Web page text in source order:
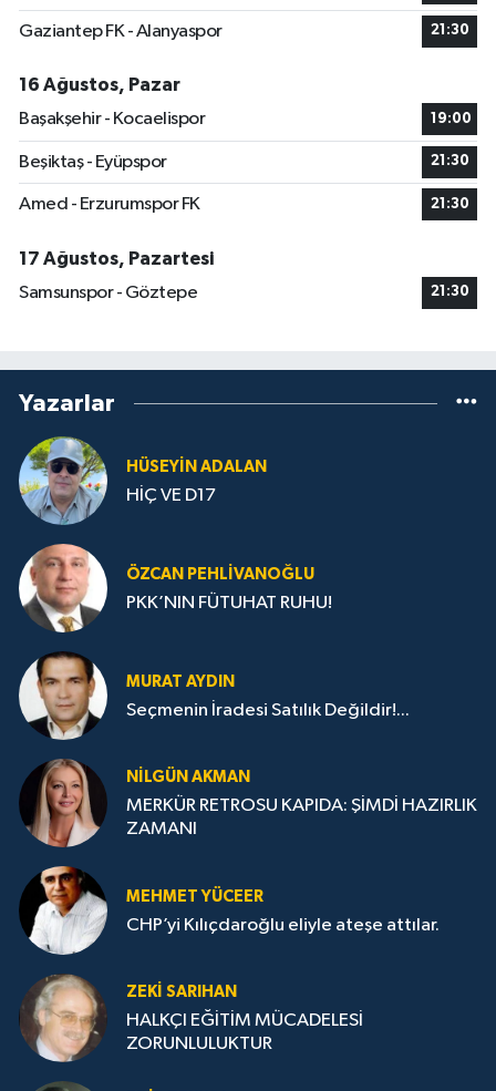
Gaziantep FK - Alanyaspor 21:30
16 Ağustos, Pazar
Başakşehir - Kocaelispor
19:00
Beşiktaş - Eyüpspor 21:30
Amed - Erzurumspor FK 21:30
17 Ağustos, Pazartesi
Samsunspor - Göztepe
21:30
Yazarlar
HÜSEYIN ADALAN
HİÇ VE D17
ÖZCAN PEHLIVANOĞLU
PKK’NIN FÜTUHAT RUHU!
MURAT AYDIN
Seçmenin İradesi Satılık Değildir!...
NILGÜN AKMAN
MERKÜR RETROSU KAPIDA: ŞİMDİ HAZIRLIK
ZAMANI
MEHMET YÜCEER
CHP’yi Kılıçdaroğlu eliyle ateşe attılar.
ZEKI SARIHAN
HALKÇI EĞİTİM MÜCADELESİ
ZORUNLULUKTUR